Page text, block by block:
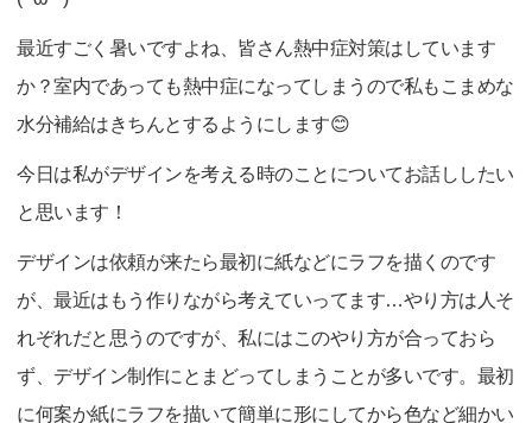
最近すごく暑いですよね、皆さん熱中症対策はしています
か？室内であっても熱中症になってしまうので私もこまめな
水分補給はきちんとするようにします😊
今日は私がデザインを考える時のことについてお話ししたい
と思います！
デザインは依頼が来たら最初に紙などにラフを描くのです
が、最近はもう作りながら考えていってます…やり方は人そ
れぞれだと思うのですが、私にはこのやり方が合っておら
ず、デザイン制作にとまどってしまうことが多いです。最初
に何案か紙にラフを描いて簡単に形にしてから色など細かい